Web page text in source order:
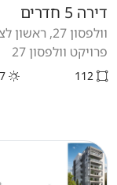
דירה 5 חדרים
וולפסון 27, ראשון לציון
פרויקט וולפסון 27